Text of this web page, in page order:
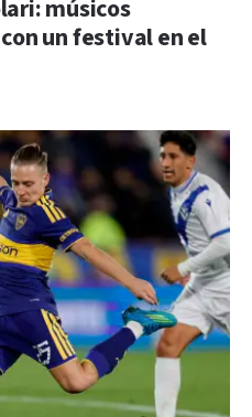
músicos
un festival en el